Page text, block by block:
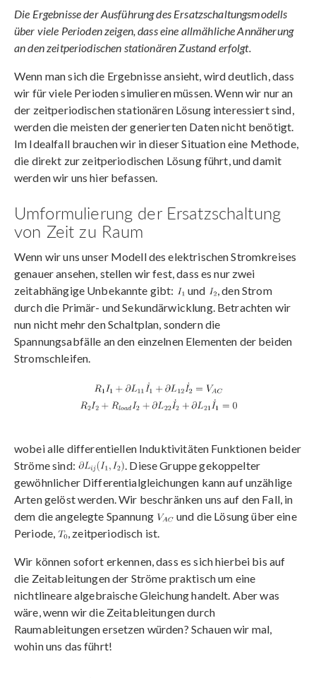
Die Ergebnisse der Ausführung des Ersatzschaltungsmodells
über viele Perioden zeigen, dass eine allmähliche Annäherung
an den zeitperiodischen stationären Zustand erfolgt.
Wenn man sich die Ergebnisse ansieht, wird deutlich, dass
wir für viele Perioden simulieren müssen. Wenn wir nur an
der zeitperiodischen stationären Lösung interessiert sind,
werden die meisten der generierten Daten nicht benötigt.
Im Idealfall brauchen wir in dieser Situation eine Methode,
die direkt zur zeitperiodischen Lösung führt, und damit
werden wir uns hier befassen.
Umformulierung der Ersatzschaltung
von Zeit zu Raum
Wenn wir uns unser Modell des elektrischen Stromkreises
genauer ansehen, stellen wir fest, dass es nur zwei
zeitabhängige Unbekannte gibt:
und
, den Strom
durch die Primär- und Sekundärwicklung. Betrachten wir
nun nicht mehr den Schaltplan, sondern die
Spannungsabfälle an den einzelnen Elementen der beiden
Stromschleifen.
wobei alle differentiellen Induktivitäten Funktionen beider
Ströme sind:
. Diese Gruppe gekoppelter
gewöhnlicher Differentialgleichungen kann auf unzählige
Arten gelöst werden. Wir beschränken uns auf den Fall, in
dem die angelegte Spannung
und die Lösung über eine
Periode,
, zeitperiodisch ist.
Wir können sofort erkennen, dass es sich hierbei bis auf
die Zeitableitungen der Ströme praktisch um eine
nichtlineare algebraische Gleichung handelt. Aber was
wäre, wenn wir die Zeitableitungen durch
Raumableitungen ersetzen würden? Schauen wir mal,
wohin uns das führt!